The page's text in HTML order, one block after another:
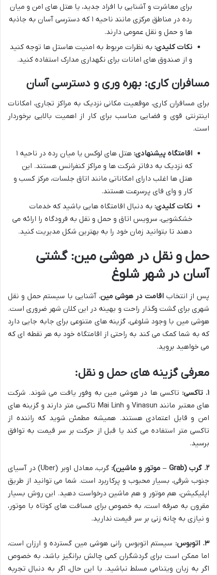
برای معاشرت و آشنایی با افراد جدید، یا هتل های امن و میان
رده در مناطق مرکزی مانند ناحیه ۱ که دسترسی آسان به جاذبه
ها و حمل و نقل عمومی دارند.
نکات کلیدی: به نظرات مربوط به امنیت هاستل ها توجه کنید
و از صندوق های امانات برای نگهداری مدارک استفاده کنید.
مسافران کاری: بهره وری و دسترسی آسان
برای مسافران کاری، موقعیت مکانی نزدیک به مراکز تجاری، امکانات
اینترنتی قوی و فضایی مناسب برای کار از اهمیت بالایی برخوردار
است.
اقامتگاه پیشنهادی:
هتل های لوکس یا میان رده در ناحیه ۱
که نزدیک به دفاتر شرکت ها و مراکز کنفرانس هستند. این
هتل ها اغلب دارای امکاناتی مانند اتاق جلسات، مرکز کسب و
کار و وای فای پرسرعت هستند.
نکات کلیدی: به دنبال اقامتگاه هایی باشید که خدمات
خشکشویی، سرویس اتاق و حمل و نقل به فرودگاه را ارائه می
دهند تا بتوانید زمان خود را به بهترین شکل مدیریت کنید.
حمل و نقل در هوشی مین: گشتی
آسان در شهر شلوغ
پس از انتخاباقامت در هوشی مین، آشنایی با سیستم حمل و نقل
شهری برای گشت وگذار راحت و بهینه در این کلان شهر ضروری است.
هوشی مین با وجود شلوغی، گزینه های متنوعی برای جابه جایی دارد
که به شما کمک می کند به راحتی از اقامتگاه خود به هر نقطه ای که
می خواهید بروید.
معرفی گزینه های حمل و نقل:
۱. تاکسی:
تاکسی ها در هوشی مین به وفور یافت می شوند. شرکت
های معتبر مانند Vinasun و Mai Linh تاکسی متر دارند و گزینه های
امن و قابل اعتمادی هستند. همیشه مطمئن شوید که راننده از
تاکسی متر استفاده می کند یا قبل از حرکت بر سر قیمت به توافق
برسید.
۲. گرب (Grab – موتور و ماشین):
گرب، معادل اوبر (Uber) در آسیای
جنوب شرقی، بسیار محبوب و پرکاربرد است. شما می توانید از طریق
اپلیکیشن، هم موتور و هم ماشین درخواست دهید. این روش بسیار
مقرون به صرفه است، به خصوص برای مسافت های کوتاه با موتور،
و نیازی به چانه زنی بر سر قیمت ندارید.
۳. اتوبوس:
سیستم اتوبوس رانی هوشی مین گسترده و ارزان است،
اما ممکن است برای گردشگران کمی چالش برانگیز باشد، به خصوص
اگر به زبان ویتنامی مسلط نباشید. با این حال، اگر به دنبال تجربه